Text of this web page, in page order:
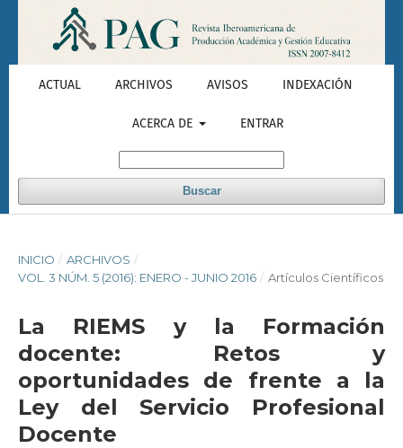
ACTUAL ARCHIVOS AVISOS INDEXACIÓN
ACERCA DE ENTRAR
Buscar
INICIO / ARCHIVOS /
VOL. 3 NÚM. 5 (2016): ENERO - JUNIO 2016 / Artículos Científicos
La RIEMS y la Formación
docente: Retos y
oportunidades de frente a la
Ley del Servicio Profesional
Docente